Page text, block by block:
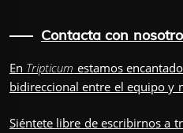
Contacta con
En Tripticum estamos
bidireccional entre el equipo y
Siéntete libre de escribirnos a